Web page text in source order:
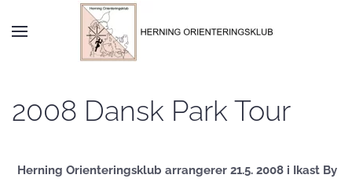
Skip to main content
2008 Dansk Park Tour
Herning Orienteringsklub arrangerer 21.5. 2008 i Ikast By